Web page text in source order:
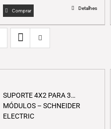
R$239,00.
is:
R$185,00.
Comprar Detalhes
SUPORTE 4X2 PARA 3
MÓDULOS – SCHNEIDER
ELECTRIC